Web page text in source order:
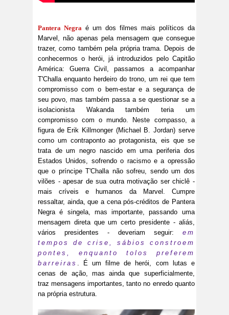
Pantera Negraé um dos filmes mais políticos da
Marvel, não apenas pela mensagem que consegue
trazer, como também pela própria trama. Depois de
conhecermos o herói, já introduzidos pelo Capitão
América: Guerra Civil, passamos a acompanhar
T'Challa enquanto herdeiro do trono, um rei que tem
compromisso com o bem-estar e a segurança de
seu povo, mas também passa a se questionar se a
isolacionista Wakanda também teria um
compromisso com o mundo. Neste compasso, a
figura de Erik Killmonger (Michael B. Jordan) serve
como um contraponto ao protagonista, eis que se
trata de um negro nascido em uma periferia dos
Estados Unidos, sofrendo o racismo e a opressão
que o príncipe T'Challa não sofreu, sendo um dos
vilões - apesar de sua outra motivação ser chiclê -
mais críveis e humanos da Marvel. Cumpre
ressaltar, ainda, que a cena pós-créditos de Pantera
Negra é singela, mas importante, passando uma
mensagem direta que um certo presidente - aliás,
vários presidentes - deveriam seguir: em
tempos de crise, sábios constroem
pontes, enquanto tolos preferem
barreiras . É um filme de herói, com lutas e
cenas de ação, mas ainda que superficialmente,
traz mensagens importantes, tanto no enredo quanto
na própria estrutura.